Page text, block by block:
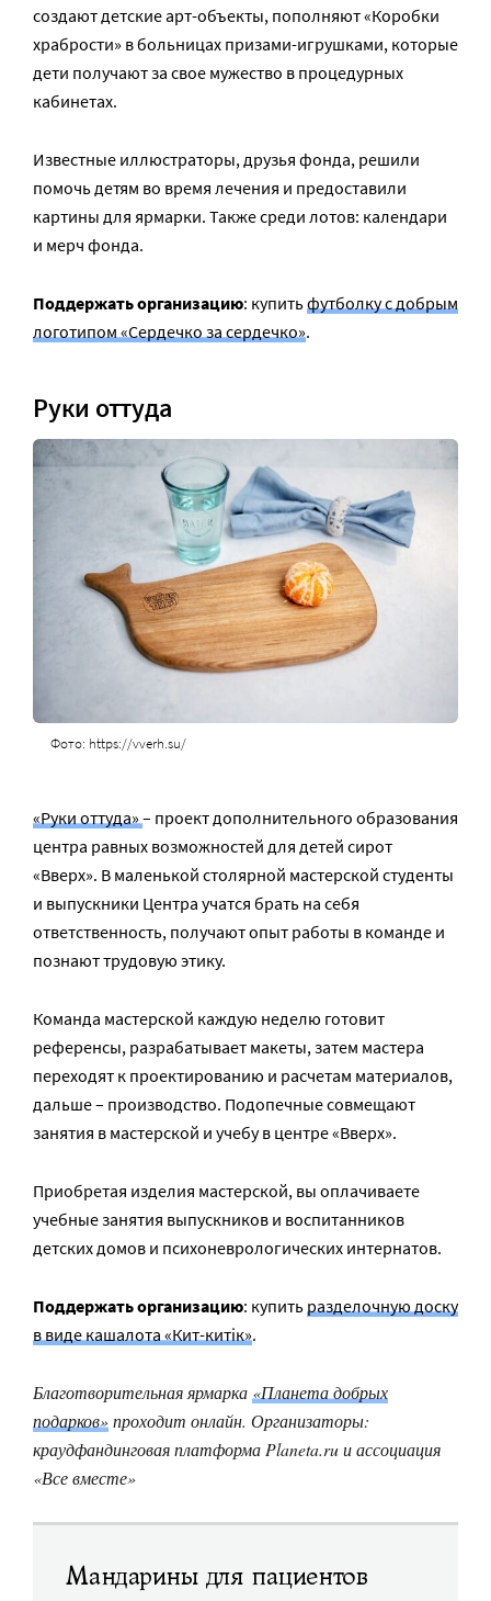
создают детские арт-объекты, пополняют «Коробки
храбрости» в больницах призами-игрушками, которые
дети получают за свое мужество в процедурных
кабинетах.
Известные иллюстраторы, друзья фонда, решили
помочь детям во время лечения и предоставили
картины для ярмарки. Также среди лотов: календари
и мерч фонда.
Поддержать организацию: купитьфутболку с добрым
логотипом «Сердечко за сердечко».
Руки оттуда
Фото: https://vverh.su/
«Руки оттуда»– проект дополнительного образования
центра равных возможностей для детей сирот
«Вверх». В маленькой столярной мастерской студенты
и выпускники Центра учатся брать на себя
ответственность, получают опыт работы в команде и
познают трудовую этику.
Команда мастерской каждую неделю готовит
референсы, разрабатывает макеты, затем мастера
переходят к проектированию и расчетам материалов,
дальше – производство. Подопечные совмещают
занятия в мастерской и учебу в центре «Вверх».
Приобретая изделия мастерской, вы оплачиваете
учебные занятия выпускников и воспитанников
детских домов и психоневрологических интернатов.
Поддержать организацию: купитьразделочную доску
в виде кашалота «Кит-китiк».
Благотворительная ярмарка «Планета добрых
подарков»проходит онлайн. Организаторы:
краудфандинговая платформа Planeta.ru и ассоциация
«Все вместе»
Мандарины для пациентов